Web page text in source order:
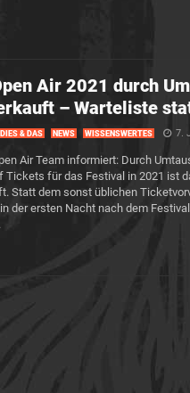
Air 2021 durch
– Warteliste
DIES & DAS NEWS WISSENSWERTES 7.
Air Team informiert: Durch
Tickets für das Festival in 2021 ist
Statt dem sonst üblichen
der ersten Nacht nach dem